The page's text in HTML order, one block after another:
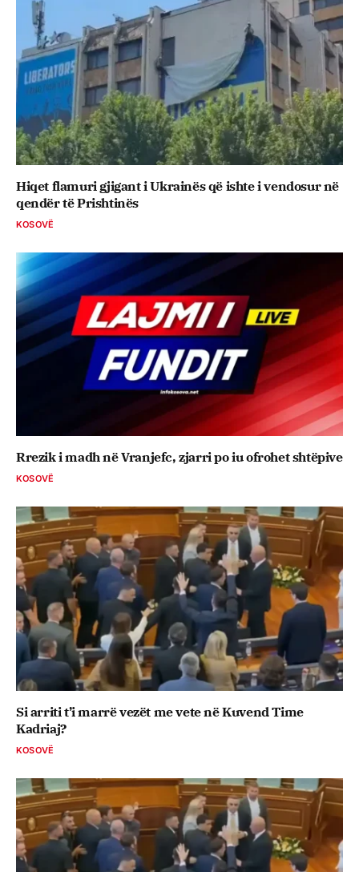
Hiqet flamuri gjigant i Ukrainës që ishte i vendosur në
qendër të Prishtinës
KOSOVË
Rrezik i madh në Vranjefc, zjarri po iu ofrohet shtëpive
KOSOVË
Si arriti t’i marrë vezët me vete në Kuvend Time
Kadriaj?
KOSOVË